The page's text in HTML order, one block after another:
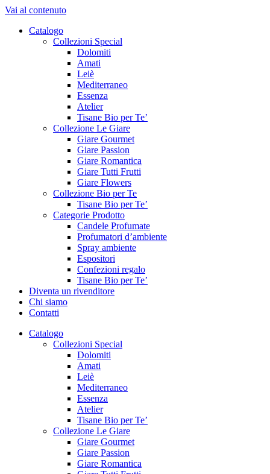
Vai al contenuto
Catalogo
Collezioni Special
Dolomiti
Amati
Leiè
Mediterraneo
Essenza
Atelier
Tisane Bio per Te’
Collezione Le Giare
Giare Gourmet
Giare Passion
Giare Romantica
Giare Tutti Frutti
Giare Flowers
Collezione Bio per Te
Tisane Bio per Te’
Categorie Prodotto
Candele Profumate
Profumatori d’ambiente
Spray ambiente
Espositori
Confezioni regalo
Tisane Bio per Te’
Diventa un rivenditore
Chi siamo
Contatti
Catalogo
Collezioni Special
Dolomiti
Amati
Leiè
Mediterraneo
Essenza
Atelier
Tisane Bio per Te’
Collezione Le Giare
Giare Gourmet
Giare Passion
Giare Romantica